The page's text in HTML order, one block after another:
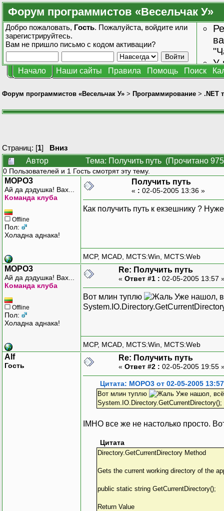
Форум программистов «Весельчак У»
Добро пожаловать, Гость. Пожалуйста, войдите или
зарегистрируйтесь.
Вам не пришло письмо с кодом активации?
У
Начало Наши сайты Правила Помощь Поиск
Форум программистов «Весельчак У» > Программирование > .NET
Страниц: [1] Вниз
Автор
Тема: Получить путь (Прочитано
0 Пользователей и 1 Гость смотрят эту тему.
MOPO3
Ай да дэдушка! Вах...
Команда клуба
Offline
Пол:
Холадна аднака!
Получить путь
« : 02-05-2005 13:36 »
Как получить путь к екзешнику ?
MCP, MCAD, MCTS:Win, MCTS:Web
MOPO3
Ай да дэдушка! Вах...
Команда клуба
Offline
Пол:
Холадна аднака!
Re: Получить путь
« Ответ #1 : 02-05-2005 13:57
Вот млин туплю
Уже нашол,
MCP, MCAD, MCTS:Win, MCTS:Web
Alf
Гость
Re: Получить путь
« Ответ #2 : 02-05-2005 19:55
Цитата: MOPO3 от 02-05-2005 13:57
Вот млин туплю
Уже нашол, всё
System.IO.Directory.GetCurrentDirectory();
IMHO все же не настолько просто.
Цитата
Directory.GetCurrentDirectory Method
Gets the current working directory of the
public static string GetCurrentDirectory();
Return Value